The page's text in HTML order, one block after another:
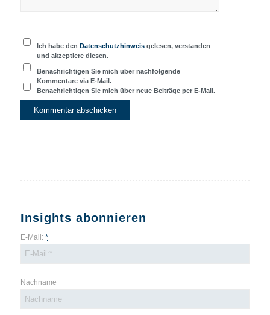
Ich habe denDatenschutzhinweis gelesen, verstanden
und akzeptiere diesen.
Benachrichtigen Sie mich über nachfolgende
Kommentare via E-Mail.
Benachrichtigen Sie mich über neue Beiträge per E-Mail.
Insights abonnieren
E-Mail: *
Nachname